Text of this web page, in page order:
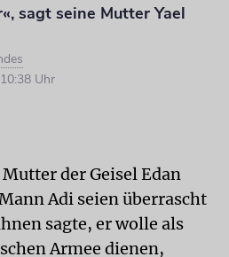
sagt seine Mutter Yael
Uhr
der Geisel Edan
Adi seien überrascht
sagte, er wolle als
Armee dienen,